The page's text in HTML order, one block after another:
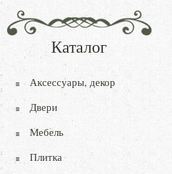
Каталог
Аксессуары, декор
Двери
Мебель
Плитка